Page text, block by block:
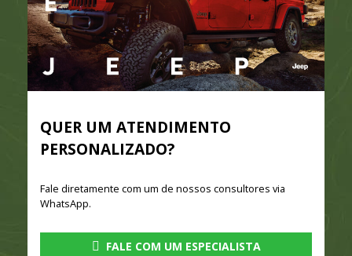
QUER UM ATENDIMENTO
PERSONALIZADO?
Fale diretamente com um de nossos consultores via
WhatsApp.
FALE COM UM ESPECIALISTA